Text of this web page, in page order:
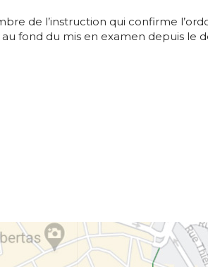
de l’instruction qui confirme
fond du mis en examen depuis le